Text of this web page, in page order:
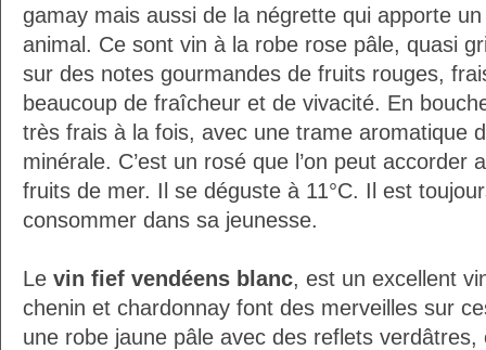
gamay mais aussi de la négrette qui apporte
animal. Ce sont vin à la robe rose pâle, quasi
sur des notes gourmandes de fruits rouges,
beaucoup de fraîcheur et de vivacité. En
très frais à la fois, avec une trame aromatique
minérale. C’est un rosé que l’on peut accorder
fruits de mer. Il se déguste à 11°C. Il est
consommer dans sa jeunesse.
Le vin fief vendéens blanc, est un excellent
chenin et chardonnay font des merveilles sur
une robe jaune pâle avec des reflets